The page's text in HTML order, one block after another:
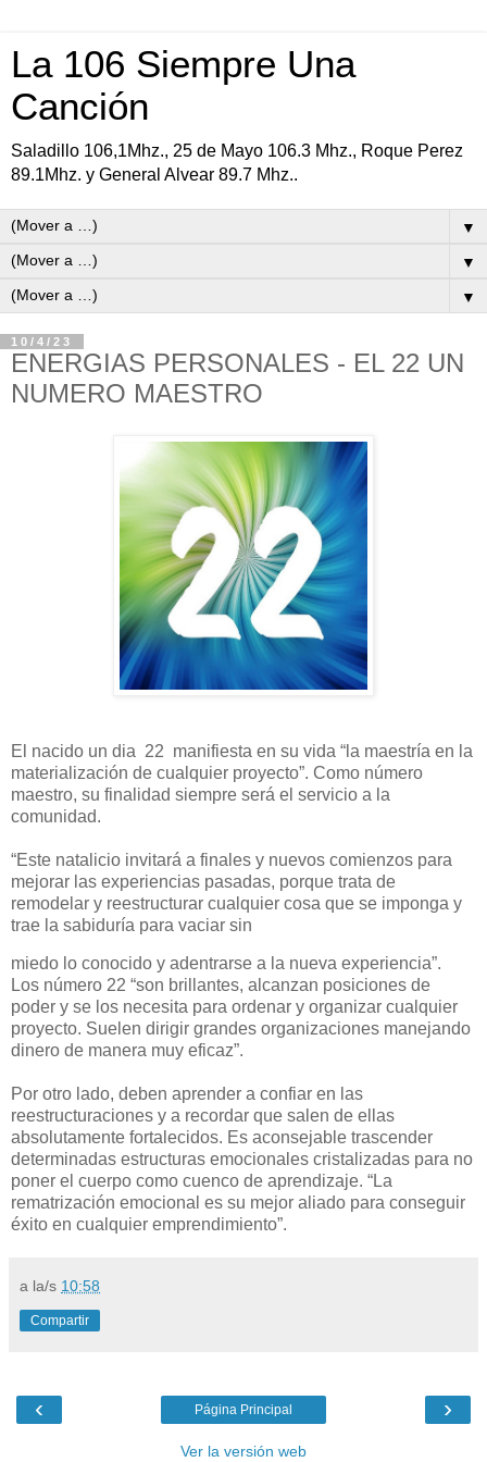
La 106 Siempre Una
Canción
Saladillo 106,1Mhz., 25 de Mayo 106.3 Mhz., Roque Perez
89.1Mhz. y General Alvear 89.7 Mhz..
▼
▼
▼
10/4/23
ENERGIAS PERSONALES - EL 22 UN
NUMERO MAESTRO
El nacido un dia 22 manifiesta en su vida “la maestría en la
materialización de cualquier proyecto”. Como número
maestro, su finalidad siempre será el servicio a la
comunidad.
“Este natalicio invitará a finales y nuevos comienzos para
mejorar las experiencias pasadas, porque trata de
remodelar y reestructurar cualquier cosa que se imponga y
trae la sabiduría para vaciar sin
miedo lo conocido y adentrarse a la nueva experiencia”.
Los número 22 “son brillantes, alcanzan posiciones de
poder y se los necesita para ordenar y organizar cualquier
proyecto. Suelen dirigir grandes organizaciones manejando
dinero de manera muy eficaz”.
Por otro lado, deben aprender a confiar en las
reestructuraciones y a recordar que salen de ellas
absolutamente fortalecidos. Es aconsejable trascender
determinadas estructuras emocionales cristalizadas para no
poner el cuerpo como cuenco de aprendizaje. “La
rematrización emocional es su mejor aliado para conseguir
éxito en cualquier emprendimiento”.
a la/s 10:58
Compartir
‹ ›
Página Principal
Ver la versión web